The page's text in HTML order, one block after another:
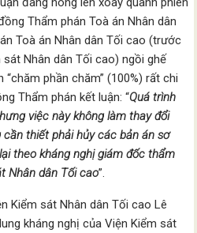
Thẩm phán Toà án Nhân dân
Toà án Nhân dân Tối cao (trước
Nhân dân Tối cao) ngồi ghế
phần chăm” (100%) rất chi
Thẩm phán kết luận: “Quá trình
việc này không làm thay đổi
thiết phải hủy các bản án sơ
theo kháng nghị giám đốc thẩm
Nhân dân Tối cao”.
Kiểm sát Nhân dân Tối cao Lê
kháng nghị của Viện Kiểm sát